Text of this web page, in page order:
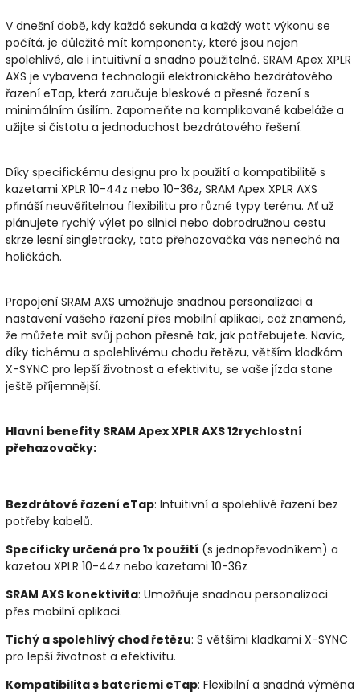
V dnešní době, kdy každá sekunda a každý watt výkonu se
počítá, je důležité mít komponenty, které jsou nejen
spolehlivé, ale i intuitivní a snadno použitelné. SRAM Apex XPLR
AXS je vybavena technologií elektronického bezdrátového
řazení eTap, která zaručuje bleskové a přesné řazení s
minimálním úsilím. Zapomeňte na komplikované kabeláže a
užijte si čistotu a jednoduchost bezdrátového řešení.
Díky specifickému designu pro 1x použití a kompatibilitě s
kazetami XPLR 10-44z nebo 10-36z, SRAM Apex XPLR AXS
přináší neuvěřitelnou flexibilitu pro různé typy terénu. Ať už
plánujete rychlý výlet po silnici nebo dobrodružnou cestu
skrze lesní singletracky, tato přehazovačka vás nenechá na
holičkách.
Propojení SRAM AXS umožňuje snadnou personalizaci a
nastavení vašeho řazení přes mobilní aplikaci, což znamená,
že můžete mít svůj pohon přesně tak, jak potřebujete. Navíc,
díky tichému a spolehlivému chodu řetězu, větším kladkám
X-SYNC pro lepší životnost a efektivitu, se vaše jízda stane
ještě příjemnější.
Hlavní benefity SRAM Apex XPLR AXS 12rychlostní
přehazovačky:
Bezdrátové řazení eTap: Intuitivní a spolehlivé řazení bez
potřeby kabelů.
Specificky určená pro 1x použití (s jednopřevodníkem) a
kazetou XPLR 10-44z nebo kazetami 10-36z
SRAM AXS konektivita: Umožňuje snadnou personalizaci
přes mobilní aplikaci.
Tichý a spolehlivý chod řetězu: S většími kladkami X-SYNC
pro lepší životnost a efektivitu.
Kompatibilita s bateriemi eTap: Flexibilní a snadná výměna